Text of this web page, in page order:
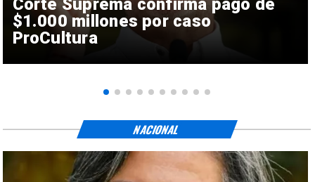
Corte Suprema confirma pago de
$1.000 millones por caso
ProCultura
NACIONAL